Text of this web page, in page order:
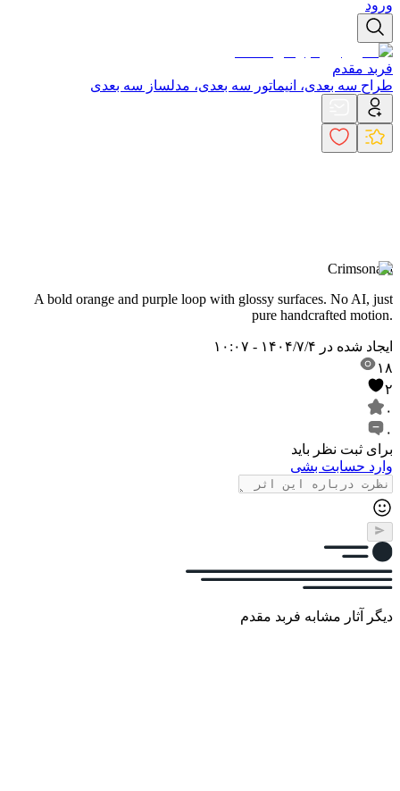
ورود
فربد مقدم
طراح سه بعدی، انیماتور سه بعدی، مدلساز سه بعدی
Crimsonara
A bold orange and purple loop with glossy surfaces. No AI, just
pure handcrafted motion.
ایجاد شده در ۱۴۰۴/۷/۴ - ۱۰:۰۷
۱۸
۲
۰
۰
برای ثبت نظر باید
وارد حسابت بشی
دیگر آثار مشابه فربد مقدم